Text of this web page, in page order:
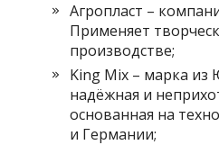
Агропласт –
Применяет
производстве;
King Mix – марка
надёжная и
основанная на
и Германии;